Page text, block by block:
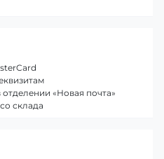
«Новая почта»
склада